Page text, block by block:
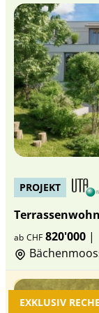
PROJEKT
ab CHF 820'000 |
EXKLUSIV